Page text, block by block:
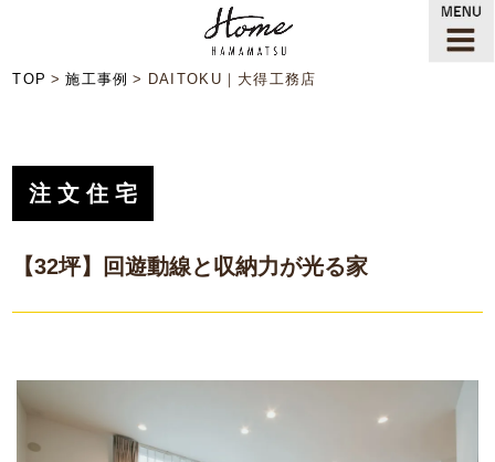
TOP 施工事例 DAITOKU｜大得工務店
注文住宅
【32坪】回遊動線と収納力が光る家